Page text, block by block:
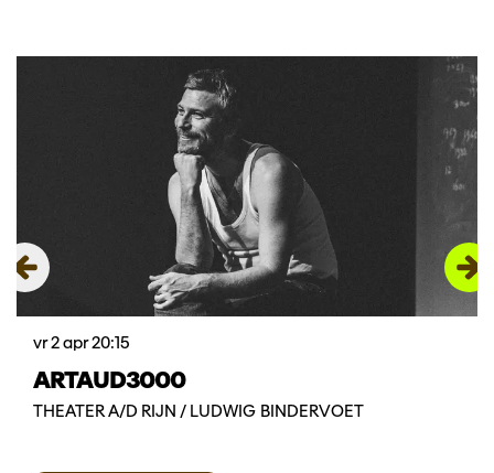
ARTAUD3000
THEATER A/D RIJN / LUDWIG BINDERVOET
vr 2 apr20:15